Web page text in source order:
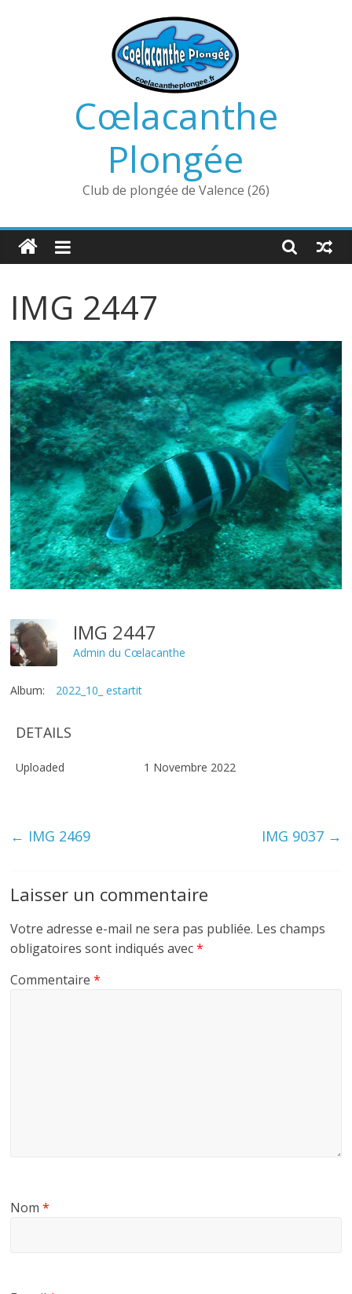
Cœlacanthe
Plongée
Club de plongée de Valence (26)
IMG 2447
IMG 2447
Admin du Cœlacanthe
Album: 2022_10_ estartit
DETAILS
Uploaded 1 Novembre 2022
← IMG 2469 IMG 9037 →
Laisser un commentaire
Votre adresse e-mail ne sera pas publiée. Les champs
obligatoires sont indiqués avec*
Commentaire*
Nom*